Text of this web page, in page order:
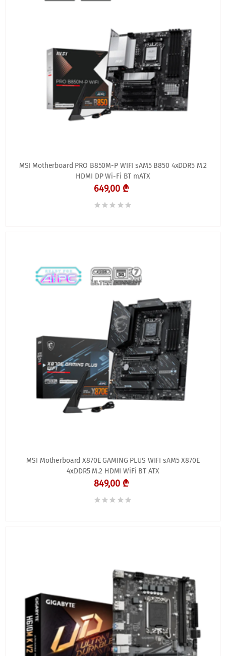
MSI Motherboard PRO B850M-P WIFI sAM5 B850 4xDDR5 M.2
HDMI DP Wi-Fi BT mATX
649,00 ₾
MSI Motherboard X870E GAMING PLUS WIFI sAM5 X870E
4xDDR5 M.2 HDMI WiFi BT ATX
849,00 ₾